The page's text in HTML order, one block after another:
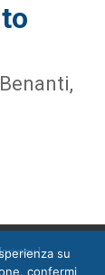
privacy]
su
confermi